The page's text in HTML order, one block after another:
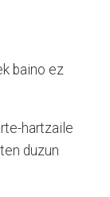
baino ez
hartzaile
duzun